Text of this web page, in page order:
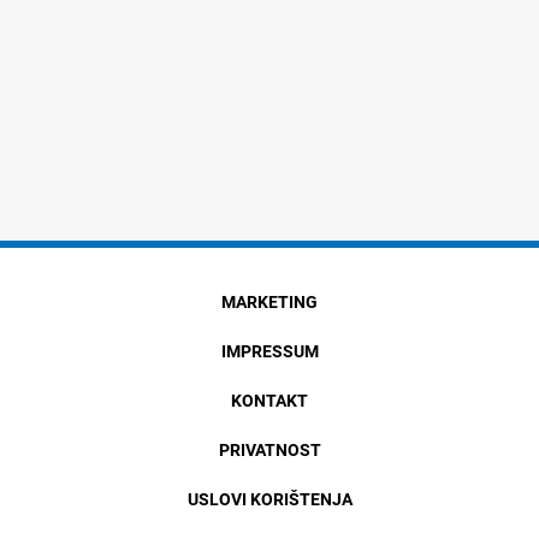
MARKETING
IMPRESSUM
KONTAKT
PRIVATNOST
USLOVI KORIŠTENJA